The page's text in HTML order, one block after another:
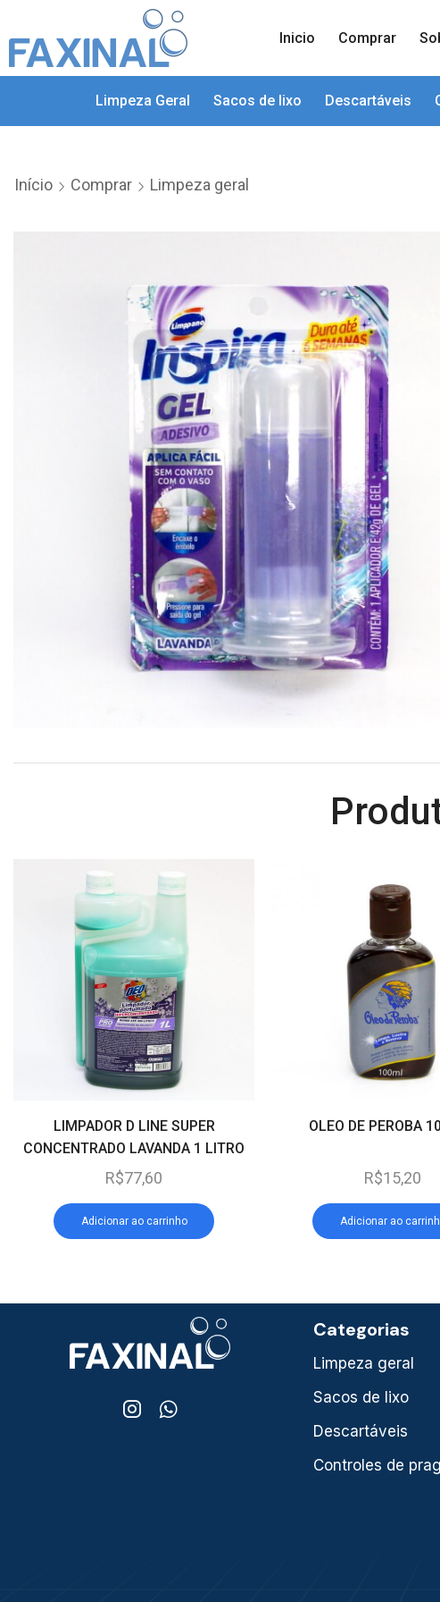
Inicio Comprar
Limpeza Geral Sacos de lixo Descartáveis
Início Comprar Limpeza geral
LIMPADOR D LINE SUPER
CONCENTRADO LAVANDA 1 LITRO
R$77,60
Adicionar ao carrinho
OLEO DE PEROBA
R$15,20
Adicionar ao
Categorias
Limpeza geral
Sacos de lixo
Descartáveis
Controles de